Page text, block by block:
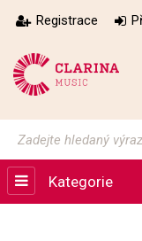
Registrace
Kategorie